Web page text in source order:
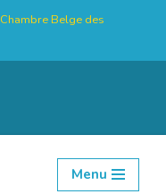
Chambre Belge des
Menu